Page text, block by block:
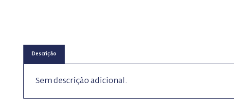
Descrição
Sem descrição adicional.